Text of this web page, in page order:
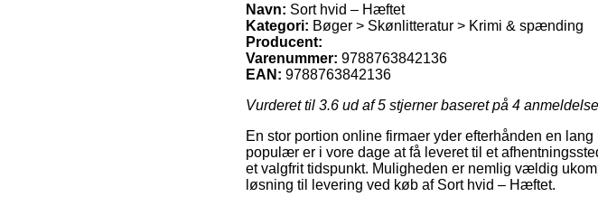
Navn: Sort hvid – Hæftet
Kategori: Bøger > Skønlitteratur > Krimi & spænding
Producent:
Varenummer: 9788763842136
EAN: 9788763842136
Vurderet til 3.6 ud af 5 stjerner baseret på 4
En stor portion online firmaer yder efterhånden en
populær er i vore dage at få leveret til et
et valgfrit tidspunkt. Muligheden er nemlig vældig
løsning til levering ved køb af Sort hvid – Hæftet.